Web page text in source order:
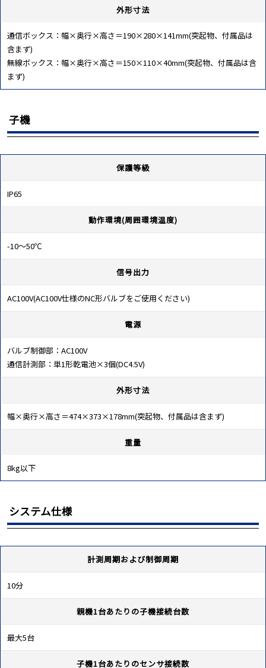
外形寸法
通信ボックス：幅×奥行×高さ＝190×280×141mm(突起物、付属品は
含まず)
無線ボックス：幅×奥行×高さ＝150×110×40mm(突起物、付属品は含
まず)
子機
保護等級
IP65
動作環境(周囲環境温度)
-10～50℃
信号出力
AC100V(AC100V仕様のNC形バルブをご使用ください)
電源
バルブ制御部：AC100V
通信計測部：単1形乾電池×3個(DC4.5V)
外形寸法
幅×奥行×高さ＝474×373×178mm(突起物、付属品は含まず)
重量
8kg以下
システム仕様
計測周期および制御周期
10分
親機1台あたりの子機接続台数
最大5台
子機1台あたりのセンサ接続数